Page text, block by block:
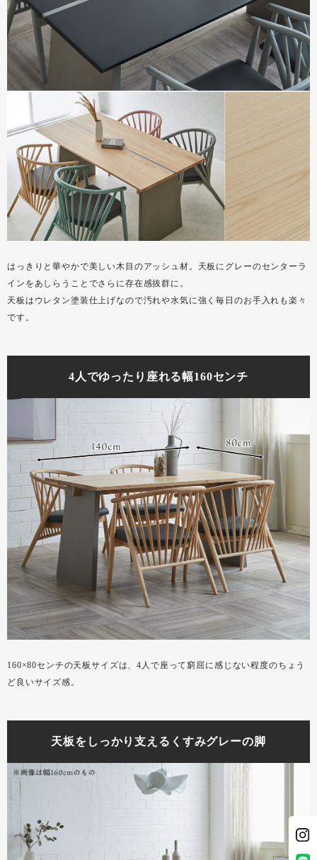
はっきりと華やかで美しい木目のアッシュ材。天板にグレーのセンターラ
インをあしらうことでさらに存在感抜群に。
天板はウレタン塗装仕上げなので汚れや水気に強く毎日のお手入れも楽々
です。
4人でゆったり座れる幅160センチ
160×80センチの天板サイズは、4人で座って窮屈に感じない程度のちょう
ど良いサイズ感。
天板をしっかり支えるくすみグレーの脚